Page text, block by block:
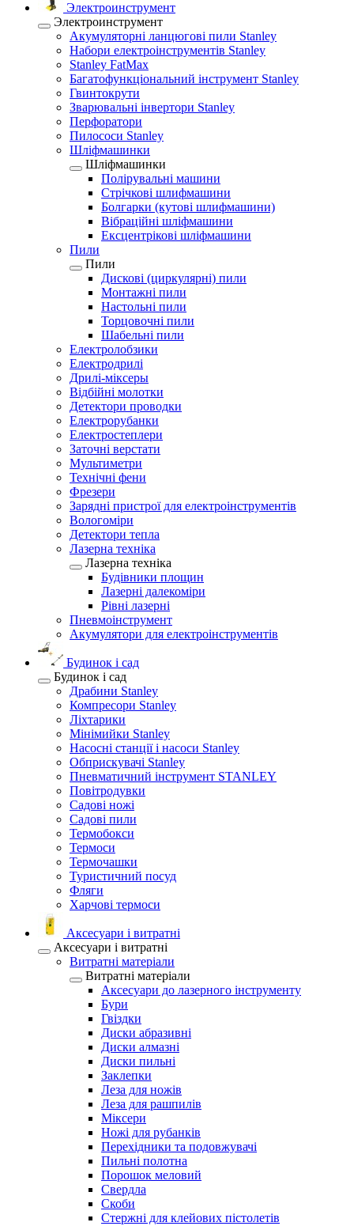
Электроинструмент
Электроинструмент
Акумуляторні ланцюгові пили Stanley
Набори електроінструментів Stanley
Stanley FatMax
Багатофункціональний інструмент Stanley
Гвинтокрути
Зварювальні інвертори Stanley
Перфоратори
Пилососи Stanley
Шліфмашинки
Шліфмашинки
Полірувальні машини
Стрічкові шлифмашини
Болгарки (кутові шлифмашини)
Вібраційні шліфмашини
Ексцентрікові шліфмашини
Пили
Пили
Дискові (циркулярні) пили
Монтажні пили
Настольні пили
Торцовочні пили
Шабельні пили
Електролобзики
Електродрилі
Дрилі-міксеры
Відбійні молотки
Детектори проводки
Електрорубанки
Електростеплери
Заточні верстати
Мультиметри
Технічні фени
Фрезери
Зарядні пристрої для електроінструментів
Вологоміри
Детектори тепла
Лазерна техніка
Лазерна техніка
Будівники площин
Лазерні далекоміри
Рівні лазерні
Пневмоінструмент
Акумулятори для електроінструментів
Будинок і сад
Будинок і сад
Драбини Stanley
Компресори Stanley
Ліхтарики
Мінімийки Stanley
Насосні станції і насоси Stanley
Обприскувачі Stanley
Пневматичний інструмент STANLEY
Повітродувки
Садові ножі
Садові пили
Термобокси
Термоси
Термочашки
Туристичний посуд
Фляги
Харчові термоси
Аксесуари і витратні
Аксесуари і витратні
Витратні матеріали
Витратні матеріали
Аксесуари до лазерного інструменту
Бури
Гвіздки
Диски абразивні
Диски алмазні
Диски пильні
Заклепки
Леза для ножів
Леза для рашпилів
Міксери
Ножі для рубанків
Перехідники та подовжувачі
Пильні полотна
Порошок меловий
Свердла
Скоби
Стержні для клейових пістолетів